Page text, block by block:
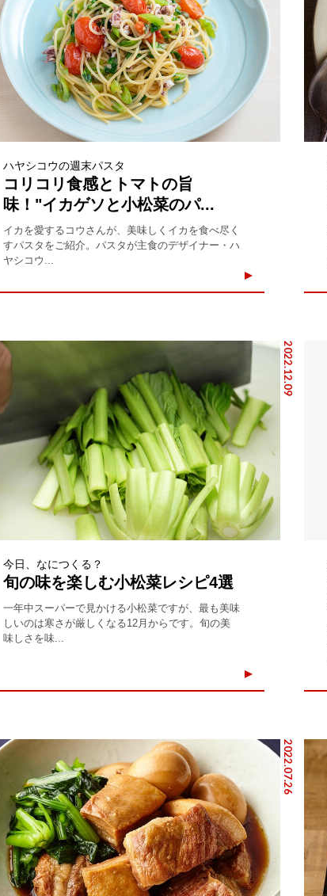
ハヤシコウの週末パスタ
コリコリ食感とトマトの旨
味！"イカゲソと小松菜のパ...
イカを愛するコウさんが、美味しくイカを食べ尽く
すパスタをご紹介。パスタが主食のデザイナー・ハ
ヤシコウ...
2022.12.09
今日、なにつくる？
旬の味を楽しむ小松菜レシピ4選
一年中スーパーで見かける小松菜ですが、最も美味
しいのは寒さが厳しくなる12月からです。旬の美
味しさを味...
2022.07.26